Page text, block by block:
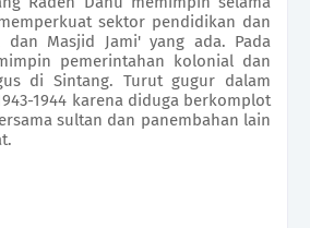
sektor pendidikan dan
dan Masjid Jami' yang ada. Pada
pemerintahan kolonial dan
di Sintang. Turut gugur dalam
1944 karena diduga berkomplot
sultan dan panembahan lain